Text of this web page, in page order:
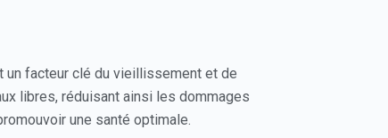
un facteur clé du vieillissement et de
libres, réduisant ainsi les dommages
une santé optimale.